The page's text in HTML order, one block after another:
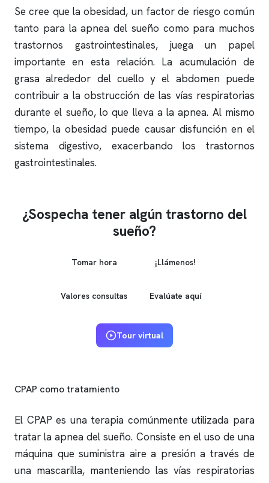
Se cree que la obesidad, un factor de riesgo común
tanto para laapnea del sueño como para muchos
trastornos gastrointestinales, juega un papel
importante en esta relación. La acumulación de
grasa alrededor del cuello y el abdomen puede
contribuir a la obstrucción de las vías respiratorias
durante el sueño, lo que lleva a laapnea. Al mismo
tiempo, la obesidad puede causar disfunción en el
sistema digestivo, exacerbando los trastornos
gastrointestinales.
¿Sospecha tener algún trastorno del
sueño?
Tomar hora ¡Llámenos!
Valores consultas Evalúate aquí
Tour virtual
CPAP como tratamiento
El CPAP es una terapia comúnmente utilizada para
tratar laapnea del sueño. Consiste en el uso de una
máquina que suministra aire a presión a través de
una mascarilla, manteniendo las vías respiratorias